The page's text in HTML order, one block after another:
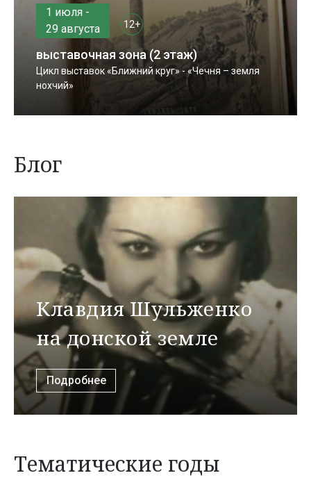
1 июля -
29 августа
12+
выставочная зона (2 этаж)
Цикл выставок «Ближний круг» - «Чечня – земля
нохчий»
Блог
Клавдия Шульженко
на донской земле
Подробнее
Тематические годы